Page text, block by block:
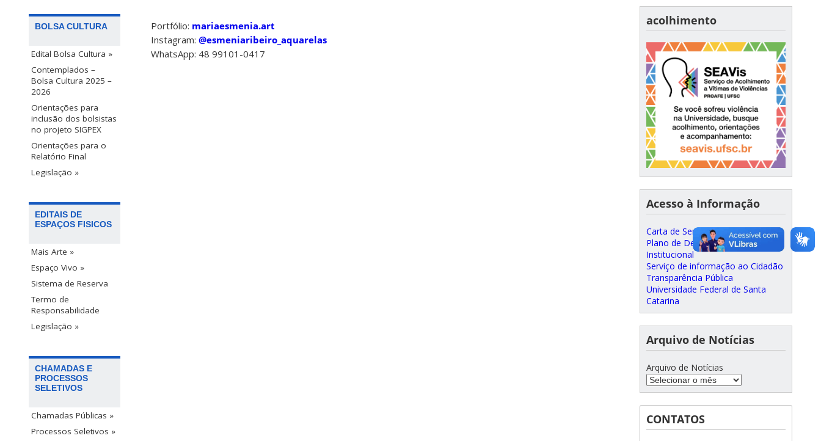
BOLSA CULTURA
Edital Bolsa Cultura »
Contemplados –
Bolsa Cultura 2025 –
2026
Orientações para
inclusão dos bolsistas
no projeto SIGPEX
Orientações para o
Relatório Final
Legislação »
EDITAIS DE
ESPAÇOS FISICOS
Mais Arte »
Espaço Vivo »
Sistema de Reserva
Termo de
Responsabilidade
Legislação »
CHAMADAS E
PROCESSOS
SELETIVOS
Chamadas Públicas »
Processos Seletivos »
Portfólio: mariaesmenia.art
Instagram: @esmeniaribeiro_aquarelas
WhatsApp: 48 99101-0417
acolhimento
Acesso à Informação
Carta de Serviços ao Cidadão
Plano de Desenvolvimento
Institucional
Serviço de informação ao Cidadão
Transparência Pública
Universidade Federal de Santa
Catarina
Arquivo de Notícias
Arquivo de Notícias
CONTATOS